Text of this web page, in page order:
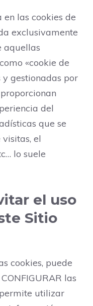
las cookies de
exclusivamente
aquellas
«cookie de
y gestionadas por
del
que se
el
lo suele
el uso
Sitio
cookies, puede
las
utilizar